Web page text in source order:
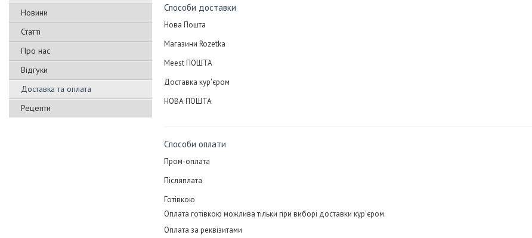
Новини
Статті
Про нас
Відгуки
Доставка та оплата
Рецепти
Способи доставки
Нова Пошта
Магазини Rozetka
Meest ПОШТА
Доставка кур'єром
НОВА ПОШТА
Способи оплати
Пром-оплата
Післяплата
Готівкою
Оплата готівкою можлива тільки при виборі доставки кур'єром.
Оплата за реквізитами